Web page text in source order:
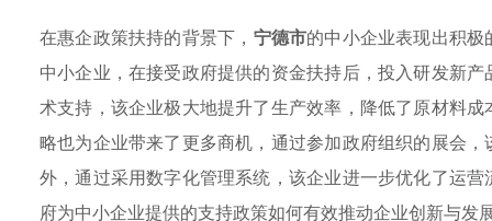
在惠企政策扶持的背景下， 宁德市的中小企业表现出积
中小企业，在接受政府提供的资金扶持后，投入研发新
术支持，该企业极大地提升了生产效率，降低了原材料
略也为企业带来了更多商机，通过参加政府组织的展会
外，通过采用数字化管理系统，该企业进一步优化了运
府为中小企业提供的支持政策如何有效推动企业创新与发